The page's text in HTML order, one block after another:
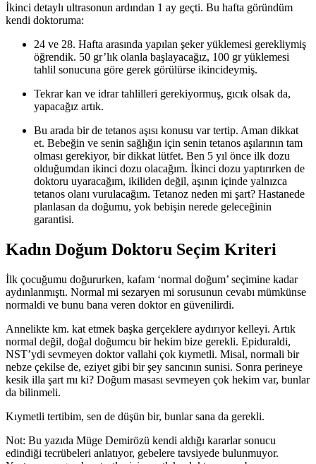
İkinci detaylı ultrasonun ardından 1 ay geçti. Bu hafta göründüm
kendi doktoruma:
24 ve 28. Hafta arasında yapılan şeker yüklemesi gerekliymiş
öğrendik. 50 gr’lık olanla başlayacağız, 100 gr yüklemesi
tahlil sonucuna göre gerek görülürse ikincideymiş.
Tekrar kan ve idrar tahlilleri gerekiyormuş, gıcık olsak da,
yapacağız artık.
Bu arada bir de tetanos aşısı konusu var tertip. Aman dikkat
et. Bebeğin ve senin sağlığın için senin tetanos aşılarının tam
olması gerekiyor, bir dikkat lütfet. Ben 5 yıl önce ilk dozu
olduğumdan ikinci dozu olacağım. İkinci dozu yaptırırken de
doktoru uyaracağım, ikiliden değil, aşının içinde yalnızca
tetanos olanı vurulacağım. Tetanoz neden mi şart? Hastanede
planlasan da doğumu, yok bebişin nerede geleceğinin
garantisi.
Kadın Doğum Doktoru Seçim Kriteri
İlk çocuğumu doğururken, kafam ‘normal doğum’ seçimine kadar
aydınlanmıştı. Normal mi sezaryen mi sorusunun cevabı mümkünse
normaldi ve bunu bana veren doktor en güvenilirdi.
Annelikte km. kat etmek başka gerçeklere aydırıyor kelleyi. Artık
normal değil, doğal doğumcu bir hekim bize gerekli. Epiduraldi,
NST’ydi sevmeyen doktor vallahi çok kıymetli. Misal, normali bir
nebze çekilse de, eziyet gibi bir şey sancının sunisi. Sonra perineye
kesik illa şart mı ki? Doğum masası sevmeyen çok hekim var, bunlar
da bilinmeli.
Kıymetli tertibim, sen de düşün bir, bunlar sana da gerekli.
Not: Bu yazıda Müge Demirözü kendi aldığı kararlar sonucu
edindiği tecrübeleri anlatıyor, gebelere tavsiyede bulunmuyor.